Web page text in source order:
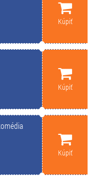
Kúpiť
Kúpiť
Kúpiť